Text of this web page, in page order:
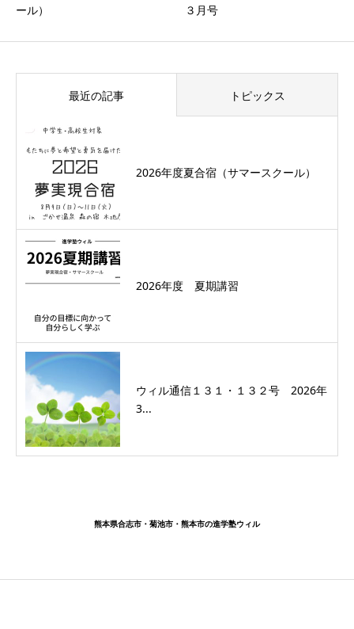
ール）
３月号
最近の記事 トピックス
2026年度夏合宿（サマースクール）
2026年度 夏期講習
ウィル通信１３１・１３２号 2026年
3...
熊本県合志市・菊池市・熊本市の進学塾ウィル